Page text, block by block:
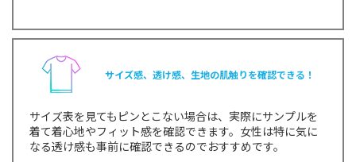
サイズ感、透け感、生地の肌触りを確認できる！
サイズ表を見てもピンとこない場合は、実際にサンプルを
着て着心地やフィット感を確認できます。女性は特に気に
なる透け感も事前に確認できるのでおすすめです。